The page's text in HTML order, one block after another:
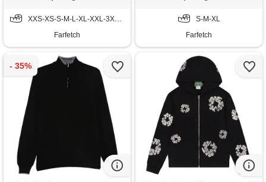
XXS-XS-S-M-L-XL-XXL-3XL-4XL
Farfetch
S-M-XL
Farfetch